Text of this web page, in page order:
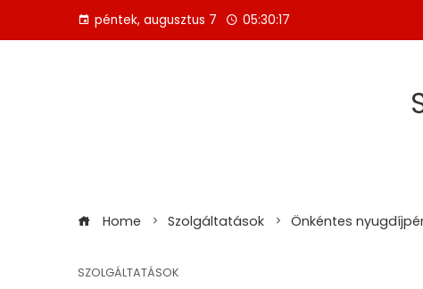
péntek, augusztus 7 05:30:17
Home Szolgáltatások Önkéntes
SZOLGÁLTATÁSOK